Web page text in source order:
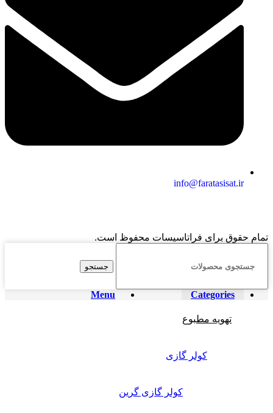
info@faratasisat.ir
تمام حقوق برای فراتاسیسات محفوظ است.
جستجو
Menu Categories
تهویه مطبوع
کولر گازی
کولر گازی گرین